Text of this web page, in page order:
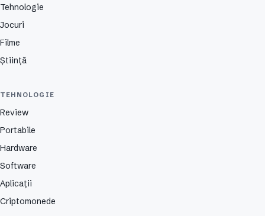
Tehnologie
Jocuri
Filme
Știință
TEHNOLOGIE
Review
Portabile
Hardware
Software
Aplicații
Criptomonede